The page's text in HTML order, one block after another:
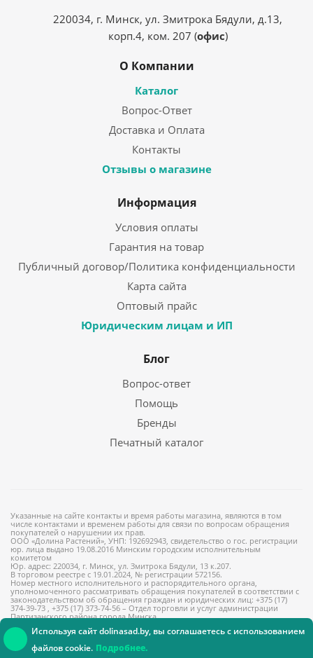
Используя сайт dolinasad.by, вы соглашаетесь с использованием
файлов cookie. Подробнее.
220034, г. Минск, ул. Змитрока Бядули, д.13,
корп.4, ком. 207 (офис)
О Компании
Каталог
Вопрос-Ответ
Доставка и Оплата
Контакты
Отзывы о магазине
Информация
Условия оплаты
Гарантия на товар
Публичный договор/Политика конфиденциальности
Карта сайта
Оптовый прайс
Юридическим лицам и ИП
Блог
Вопрос-ответ
Помощь
Бренды
Печатный каталог
Указанные на сайте контакты и время работы магазина, являются в том
числе контактами и временем работы для связи по вопросам обращения
покупателей о нарушении их прав.
ООО «Долина Растений», УНП: 192692943, свидетельство о гос. регистрации
юр. лица выдано 19.08.2016 Минским городским исполнительным
комитетом
Юр. адрес: 220034, г. Минск, ул. Змитрока Бядули, 13 к.207.
В торговом реестре с 19.01.2024, № регистрации 572156.
Номер местного исполнительного и распорядительного органа,
уполномоченного рассматривать обращения покупателей в соответствии с
законодательством об обращения граждан и юридических лиц: +375 (17)
374-39-73 , +375 (17) 373-74-56 – Отдел торговли и услуг администрации
Партизанского района города Минска